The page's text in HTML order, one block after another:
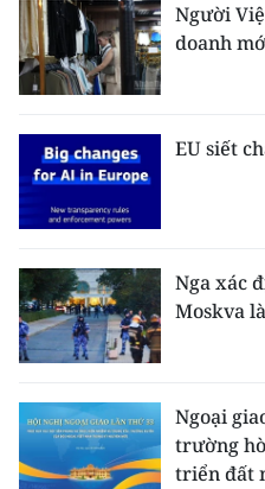
Người
doanh
EU siết
Nga xác
Moskva
Ngoại
trường
triển đất